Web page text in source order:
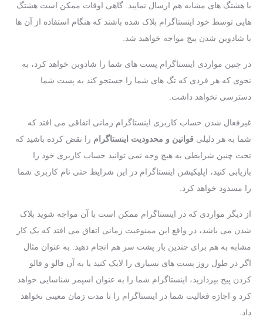
با هشتگ ‌های مشابه هم ارسال نمایید. گاهی اوقات ممکن است هشتگ
هایی توسط خود اینستاگرام بلاک شده باشند که هنگام استفاده از آن‌ ها
با شادوبن شدن پیج مواجه خواهید شد.
در چنین مواردی اینستاگرام پست‌ های شما را شادوبن خواهد کرد، به‌
نحوی‌ که هر فردی که تگ‌ های شما را جستجو کند به پست شما
دسترسی نخواهد داشت.
غیرفعال شدن حساب کاربری اینستاگرام زمانی اتفاقی می‌ افتد که
شما به هر دلیلی قوانین و محدودیت‌ اینستاگرام را نقض کرده باشید که
تحت چنین شرایطی به‌ هیچ ‌وجه نمی ‌توانید حساب کاربری خود را
بازیابی کنید، اپلیکیشن اینستاگرام در این شرایط حتی نام کاربری شما
را مسدود خواهد کرد.
از دیگر مواردی که در اینستاگرام ممکن است با آن مواجه شوید بلاک
شدن می‌ باشد، در واقع این ممنوعیت زمانی اتفاق می‌ افتد که یک کار
مشابه به هم برای چندین‌ بار پشت سر هم انجام دهید. به‌ عنوان مثال
اگر در طول روز پست های بسیاری را لایک کنید یا به آن فالو و فالو
کردن پیج بپردازید، اینستاگرام شما را به ‌عنوان اسپمر شناسایی خواهد
کرد و اجازه فعالیت شما در اینستاگرام را تا مدت‌ زمان معینی نخواهد
داد.